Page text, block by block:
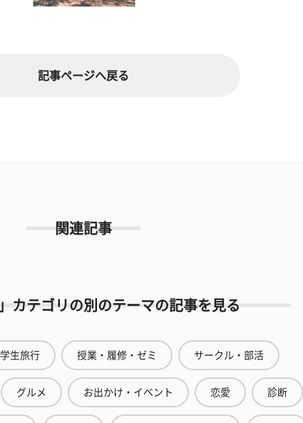
記事ページへ戻る
関連記事
カテゴリの別のテーマの記事を見る
学生旅行 授業・履修・ゼミ サークル・部活
グルメ お出かけ・イベント 恋愛 診断